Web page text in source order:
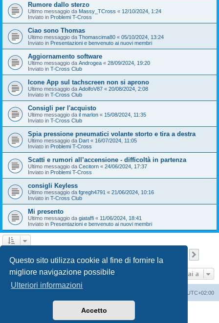
Questo sito utilizza cookie al fine di fornire la
migliore navigazione possibile
Ulteriori informazioni
Accetto
Rumore dallo sterzo
Ultimo messaggio da Massy_TCross « 12/10/2024, 1:24
Inviato in Problemi T-Cross
Ciao sono Thomas
Ultimo messaggio da Thomascima80 « 05/10/2024, 13:24
Inviato in Presentazioni e benvenuto ai nuovi membri
Aggiornamento software
Ultimo messaggio da Androgea « 28/09/2024, 19:20
Inviato in T-Cross Club
Icone App sul tachscreen non si aprono
Ultimo messaggio da AdolfoV87 « 20/08/2024, 2:08
Inviato in T-Cross Club
Consigli per l'acquisto
Ultimo messaggio da il marlon « 15/08/2024, 11:35
Inviato in T-Cross Club
Spia pressione pneumatici volante storto e tira a destra
Ultimo messaggio da Dart « 16/07/2024, 11:05
Inviato in Problemi T-Cross
Scatti e rumori all’accensione - difficoltà in partenza
Ultimo messaggio da Cecitorn « 24/06/2024, 17:37
Inviato in Problemi T-Cross
consigli Keyless
Ultimo messaggio da fgregh4791 « 21/06/2024, 10:16
Inviato in T-Cross Club
Mi presento
Ultimo messaggio da giataffi « 11/06/2024, 18:41
Inviato in Presentazioni e benvenuto ai nuovi membri
Vai a
UTC+02:00
phpBB® Forum Software © phpBB Limited
phpBB-Italia.it